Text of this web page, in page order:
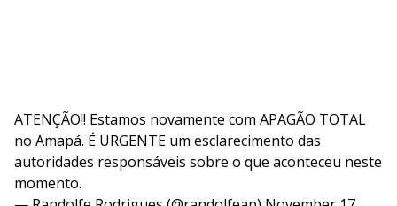
ATENÇÃO!! Estamos novamente com APAGÃO TOTAL
no Amapá. É URGENTE um esclarecimento das
autoridades responsáveis sobre o que aconteceu neste
momento.